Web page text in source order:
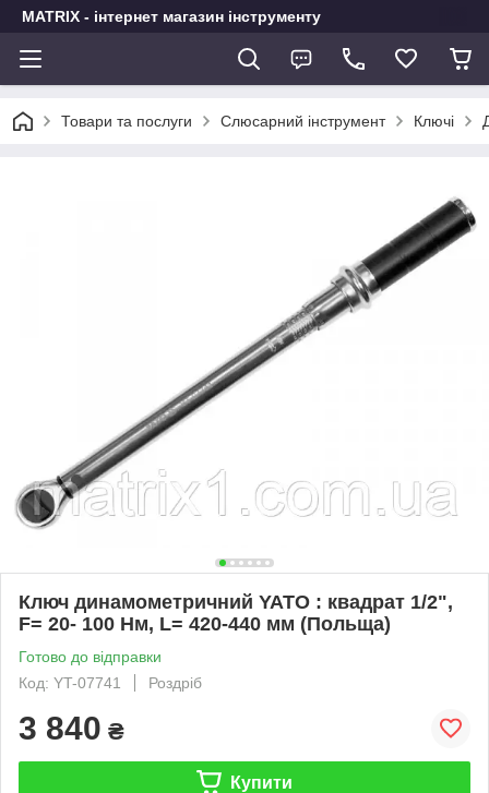
MATRIX - інтернет магазин інструменту
Товари та послуги Слюсарний інструмент Ключі
Ключ динамометричний YATO : квадрат 1/2",
F= 20- 100 Нм, L= 420-440 мм (Польща)
Готово до відправки
Код: YT-07741
Роздріб
3 840 ₴
Купити